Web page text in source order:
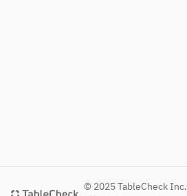
© 2025 TableCheck Inc.